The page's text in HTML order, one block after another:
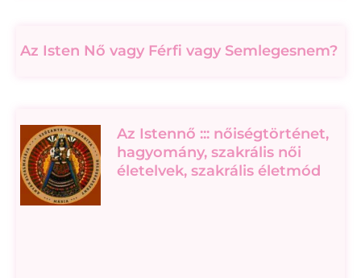
Az Isten Nő vagy Férfi vagy Semlegesnem?
Az Istennő ::: nőiségtörténet,
hagyomány, szakrális női
életelvek, szakrális életmód